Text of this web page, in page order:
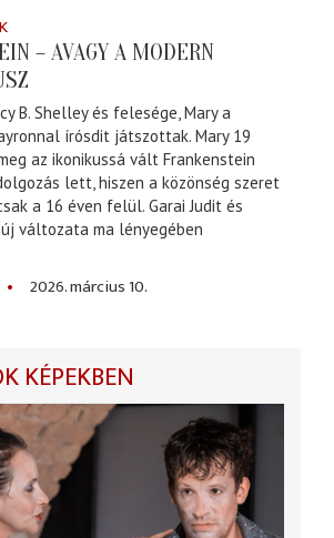
– AVAGY A MODERN
B. Shelley és felesége, Mary a
írósdit játszottak. Mary 19
az ikonikussá vált Frankenstein
lett, hiszen a közönség szeret
a 16 éven felül. Garai Judit és
változata ma lényegében
2026. március 10.
KÉPEKBEN